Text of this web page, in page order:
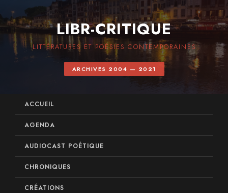
LIBR-CRITIQUE
LITTÉRATURES ET POÉSIES CONTEMPORAINES
ARCHIVES 2004 — 2021
ACCUEIL
AGENDA
AUDIOCAST POÉTIQUE
CHRONIQUES
CRÉATIONS